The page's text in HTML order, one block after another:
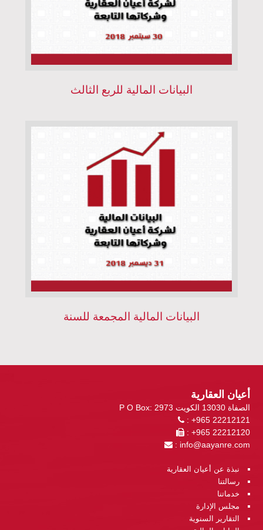
البيانات المالية للربع الثالث
البيانات المالية المجمعة للسنة
أعيان العقارية
P O Box: 2973 الصفاة 13030 الكويت
: +965 22212121
: +965 22212120
: info@aayanre.com
نبذة عن أعيان العقارية
رسالتنا
خدماتنا
مجلس الإدارة
التقارير السنوية